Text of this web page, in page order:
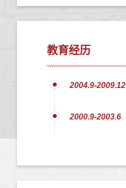
教育经历
2004.9-2009.12
2000.9-2003.6